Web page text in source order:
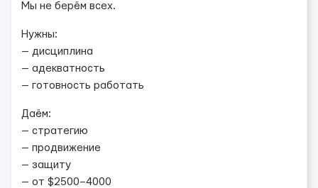
Мы не берём всех.
Нужны:
— дисциплина
— адекватность
— готовность работать
Даём:
— стратегию
— продвижение
— защиту
— от $2500–4000